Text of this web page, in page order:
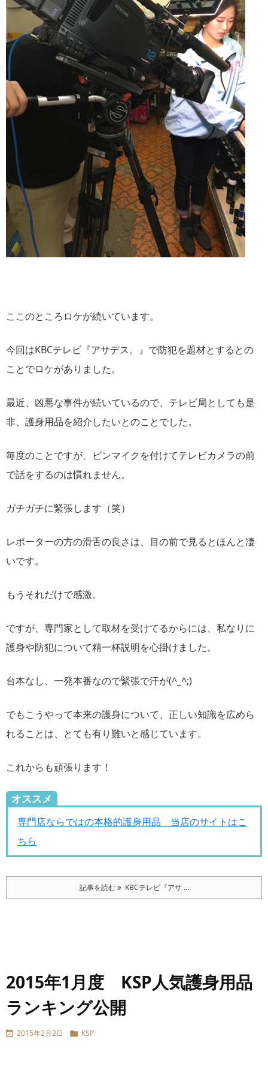
ここのところロケが続いています。
今回はKBCテレビ『アサデス。』で防犯を題材とするとの
ことでロケがありました。
最近、凶悪な事件が続いているので、テレビ局としても是
非、護身用品を紹介したいとのことでした。
毎度のことですが、ピンマイクを付けてテレビカメラの前
で話をするのは慣れません。
ガチガチに緊張します（笑）
レポーターの方の滑舌の良さは、目の前で見るとほんと凄
いです。
もうそれだけで感激。
ですが、専門家として取材を受けてるからには、私なりに
護身や防犯について精一杯説明を心掛けました。
台本なし、一発本番なので緊張で汗が(^_^;)
でもこうやって本来の護身について、正しい知識を広めら
れることは、とても有り難いと感じています。
これからも頑張ります！
オススメ
専門店ならではの本格的護身用品 当店のサイトはこ
ちら
記事を読む KBCテレビ『アサ ...
2015年1月度 KSP人気護身用品
ランキング公開
 2015年2月2日  KSP